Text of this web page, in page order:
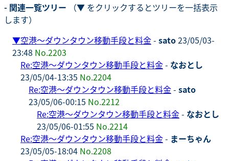
- 関連一覧ツリー （▼ をクリックするとツリーを一括表示
します）
▼空港～ダウンタウン移動手段と料金- sato23/05/03-
23:48 No.2203
Re:空港～ダウンタウン移動手段と料金- なおとし
23/05/04-13:35 No.2204
Re:空港～ダウンタウン移動手段と料金- sato
23/05/06-00:15 No.2212
Re:空港～ダウンタウン移動手段と料金- なおとし
23/05/06-01:55 No.2214
Re:空港～ダウンタウン移動手段と料金- まーちゃん
23/05/05-18:04 No.2208